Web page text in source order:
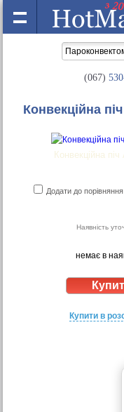
(067)
Конвекційна
Конвекційна
Додати до порівняння
Наявність
немає в
Купити в